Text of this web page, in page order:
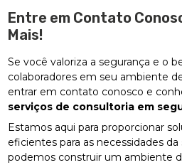
Entre em Contato
Mais!
Se você valoriza a segurança e o
colaboradores em seu ambiente
entrar em contato conosco e
serviços de consultoria em
Estamos aqui para proporcionar
eficientes para as necessidades
podemos construir um ambiente